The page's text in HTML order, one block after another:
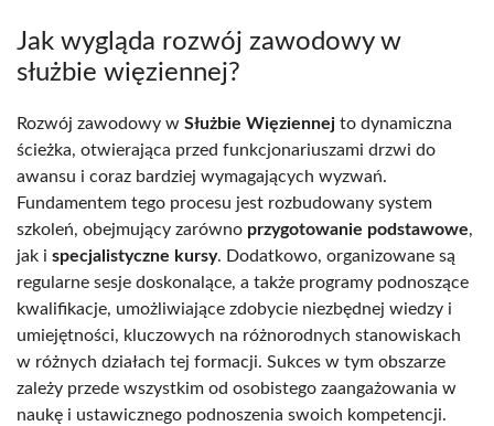
Jak wygląda rozwój zawodowy w
służbie więziennej?
Rozwój zawodowy w Służbie Więziennej to dynamiczna
ścieżka, otwierająca przed funkcjonariuszami drzwi do
awansu i coraz bardziej wymagających wyzwań.
Fundamentem tego procesu jest rozbudowany system
szkoleń, obejmujący zarówno przygotowanie podstawowe,
jak i specjalistyczne kursy. Dodatkowo, organizowane są
regularne sesje doskonalące, a także programy podnoszące
kwalifikacje, umożliwiające zdobycie niezbędnej wiedzy i
umiejętności, kluczowych na różnorodnych stanowiskach
w różnych działach tej formacji. Sukces w tym obszarze
zależy przede wszystkim od osobistego zaangażowania w
naukę i ustawicznego podnoszenia swoich kompetencji.